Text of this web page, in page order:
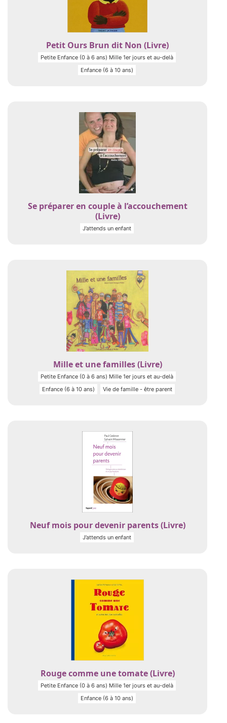
Petit Ours Brun dit Non (Livre)
Petite Enfance (0 à 6 ans) Mille 1er jours et au-delà
Enfance (6 à 10 ans)
Se préparer en couple à l’accouchement
(Livre)
J’attends un enfant
Mille et une familles (Livre)
Petite Enfance (0 à 6 ans) Mille 1er jours et au-delà
Enfance (6 à 10 ans)
Vie de famille - être parent
Neuf mois pour devenir parents (Livre)
J’attends un enfant
Rouge comme une tomate (Livre)
Petite Enfance (0 à 6 ans) Mille 1er jours et au-delà
Enfance (6 à 10 ans)